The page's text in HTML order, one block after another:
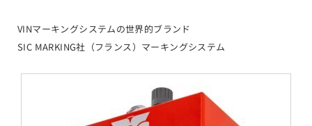
VINマーキングシステムの世界的ブランド
SIC MARKING社（フランス）マーキングシステム